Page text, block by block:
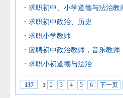
求职初中、小学道德与法治教
求职初中政治、历史
求职小学教师
应聘初中政治教师，音乐教
求职小初道德与法治
137 1 2 3 4 5 6 下一页